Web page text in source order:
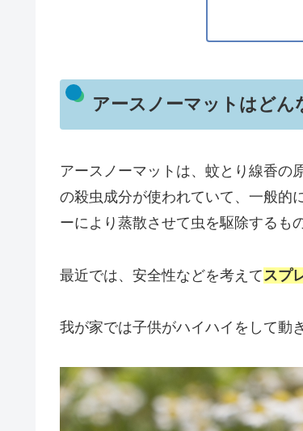
アースノーマットはどん
アースノーマットは、蚊とり線香の
の殺虫成分が使われていて、一般的
ーにより蒸散させて虫を駆除するも
最近では、安全性などを考えて スプ
我が家では子供がハイハイをして動